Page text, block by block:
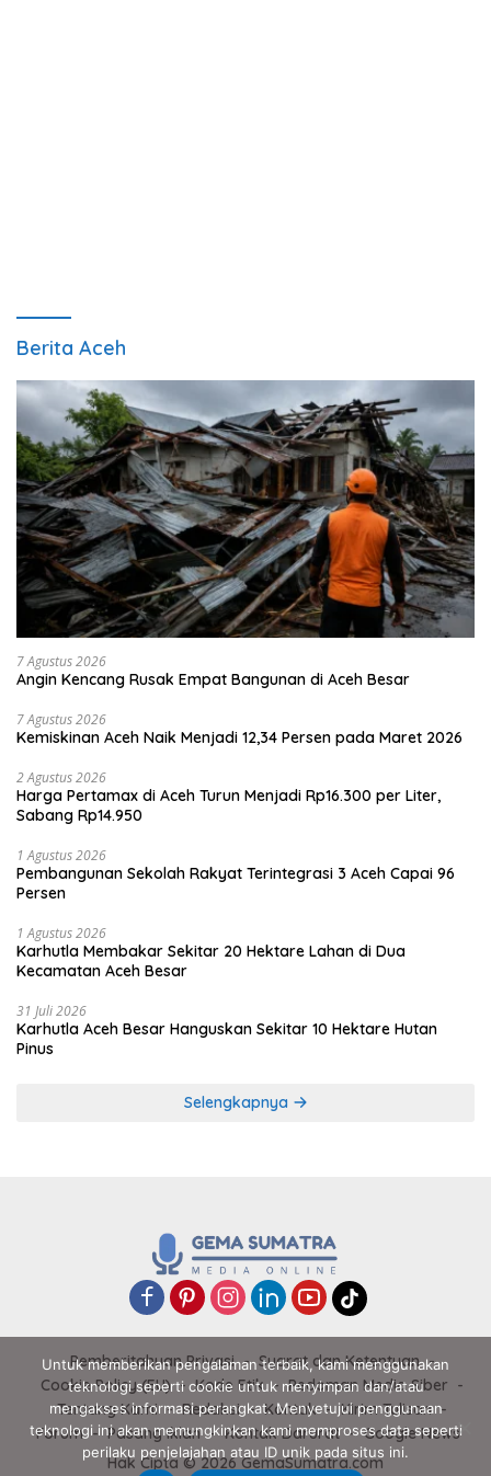
Berita Aceh
7 Agustus 2026
Angin Kencang Rusak Empat Bangunan di Aceh Besar
7 Agustus 2026
Kemiskinan Aceh Naik Menjadi 12,34 Persen pada Maret 2026
2 Agustus 2026
Harga Pertamax di Aceh Turun Menjadi Rp16.300 per Liter,
Sabang Rp14.950
1 Agustus 2026
Pembangunan Sekolah Rakyat Terintegrasi 3 Aceh Capai 96
Persen
1 Agustus 2026
Karhutla Membakar Sekitar 20 Hektare Lahan di Dua
Kecamatan Aceh Besar
31 Juli 2026
Karhutla Aceh Besar Hanguskan Sekitar 10 Hektare Hutan
Pinus
Selengkapnya
Pemberitahuan Privasi
Syarat dan Ketentuan
Cookie Policy (EU)
Kode Etik
Pedoman Media Siber
Tentang Kami
Redaksi Kontak
Kirim Tulisan
Forum
Pasang Iklan Kontak Darurat
Google News
Hak Cipta © 2026 GemaSumatra.com
Untuk memberikan pengalaman terbaik, kami menggunakan
teknologi seperti cookie untuk menyimpan dan/atau
mengakses informasi perangkat. Menyetujui penggunaan
teknologi ini akan memungkinkan kami memproses data seperti
perilaku penjelajahan atau ID unik pada situs ini.